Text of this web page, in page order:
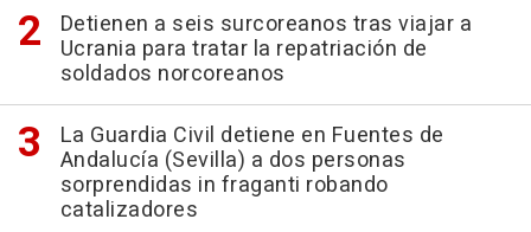
Detienen a seis surcoreanos tras viajar a
Ucrania para tratar la repatriación de
soldados norcoreanos
La Guardia Civil detiene en Fuentes de
Andalucía (Sevilla) a dos personas
sorprendidas in fraganti robando
catalizadores